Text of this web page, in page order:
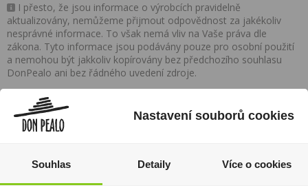
I přesto, že jsou informace o výrobcích pravidelně
aktualizovány, nemůžeme přijmout odpovědnost za jakékoliv
nesprávné informace. To však nemá vliv na Vaše práva dle
zákona. Tyto informace jsou podávány pouze pro osobní použití
a nemohou být jakkoliv kopírovány bez předchozího souhlasu
DonPealo ani bez řádného uvedení zdroje.
Rozsáhlá síť prodejen
Zákaznická linka
+420 725 744 315
Nastavení souborů cookies
Souhlas Detaily Více o cookies